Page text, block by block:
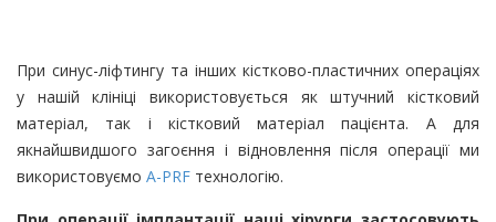
При синус-ліфтингу та інших кістково-пластичних операціях
у нашій клініці використовується як штучний кістковий
матеріал, так і кістковий матеріал пацієнта. А для
якнайшвидшого загоєння і відновлення після операції ми
використовуємо A-PRF технологію.